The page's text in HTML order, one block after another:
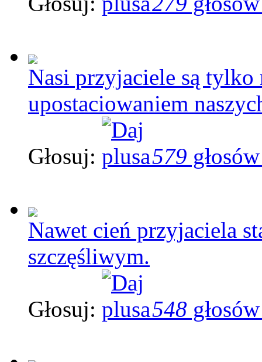
Nasi przyjaciele są
upostaciowaniem
Głosuj: 579
Nawet cień przyjaciela
szczęśliwym.
Głosuj: 548